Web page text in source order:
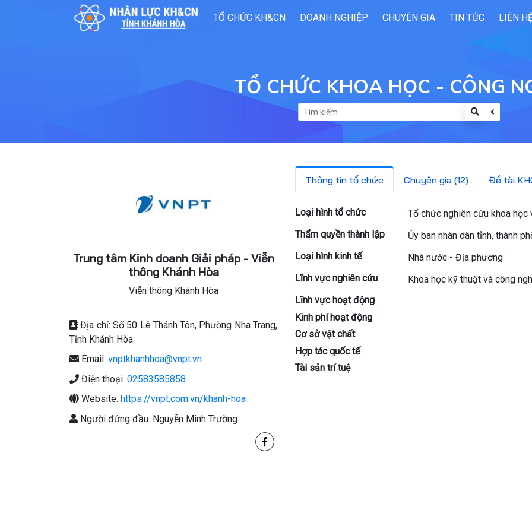
TỔ CHỨC KH&CN DOANH NGHIỆP CHUYÊN GIA TIN TỨC LIÊN
TỔ CHỨC KHOA HỌC - CÔNG
Trung tâm Kinh doanh Giải pháp - Viễn
thông Khánh Hòa
Viễn thông Khánh Hòa
Địa chỉ: Số 50 Lê Thánh Tôn, Phường Nha Trang,
Tỉnh Khánh Hòa
Email: vnptkhanhhoa@vnpt.vn
Điện thoại: 02583585858
Website: https://vnpt.com.vn/khanh-hoa
Người đứng đầu: Nguyễn Minh Trường
Thông tin tổ chức Chuyên gia (12) Đề tài
Loại hình tổ chức
Tổ chức nghiên cứu khoa học
Thẩm quyền thành lập
Ủy ban nhân dân tỉnh, thành
Loại hình kinh tế
Nhà nước - Địa phương
Lĩnh vực nghiên cứu
Khoa học kỹ thuật và công
Lĩnh vực hoạt động
Kinh phí hoạt động
Cơ sở vật chất
Hợp tác quốc tế
Tài sản trí tuệ